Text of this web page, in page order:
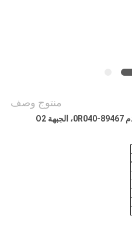
منتوج وصف
السيارات الأوكسجين الاستشعار العادم 89467-0R040، الجبهة O2